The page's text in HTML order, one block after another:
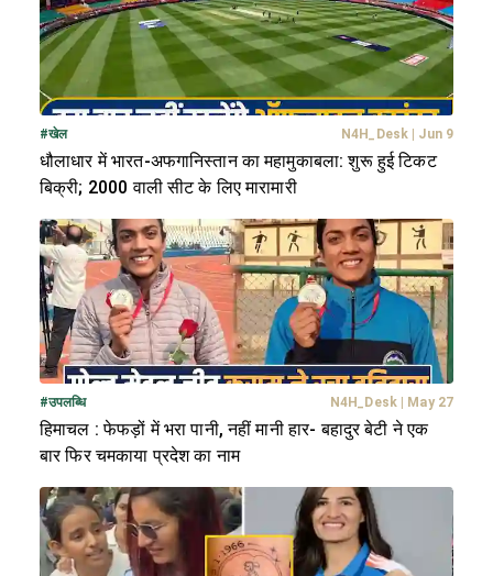
#खेल N4H_Desk | Jun 9
धौलाधार में भारत-अफगानिस्तान का महामुकाबला: शुरू हुई टिकट
बिक्री; 2000 वाली सीट के लिए मारामारी
#उपलब्धि N4H_Desk| May 27
हिमाचल : फेफड़ों में भरा पानी, नहीं मानी हार- बहादुर बेटी ने एक
बार फिर चमकाया प्रदेश का नाम